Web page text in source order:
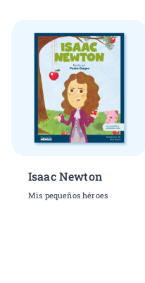
Isaac Newton
Mis pequeños héroes